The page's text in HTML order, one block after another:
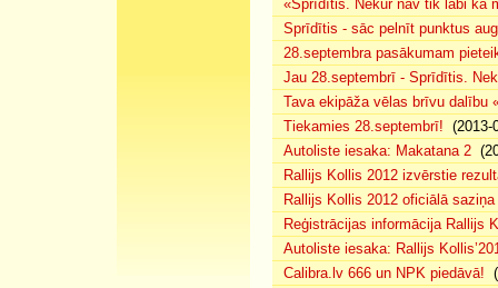
«Sprīdītis. Nekur nav tik labi kā
Sprīdītis - sāc pelnīt punktus
28.septembra pasākumam
Jau 28.septembrī - Sprīdītis.
Tava ekipāža vēlas brīvu dalību
Tiekamies 28.septembrī! (2013-
Autoliste iesaka: Makatana 2
Rallijs Kollis 2012 izvērstie
Rallijs Kollis 2012 oficiālā saziņa
Reģistrācijas informācija Rallijs
Autoliste iesaka: Rallijs
Calibra.lv 666 un NPK piedāvā!